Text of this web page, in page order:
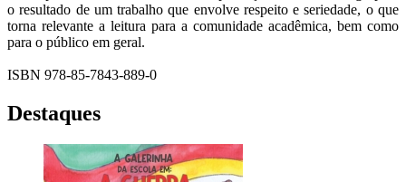
o resultado de um trabalho que envolve respeito e seriedade, o que
torna relevante a leitura para a comunidade acadêmica, bem como
para o público em geral.
ISBN 978-85-7843-889-0
Destaques